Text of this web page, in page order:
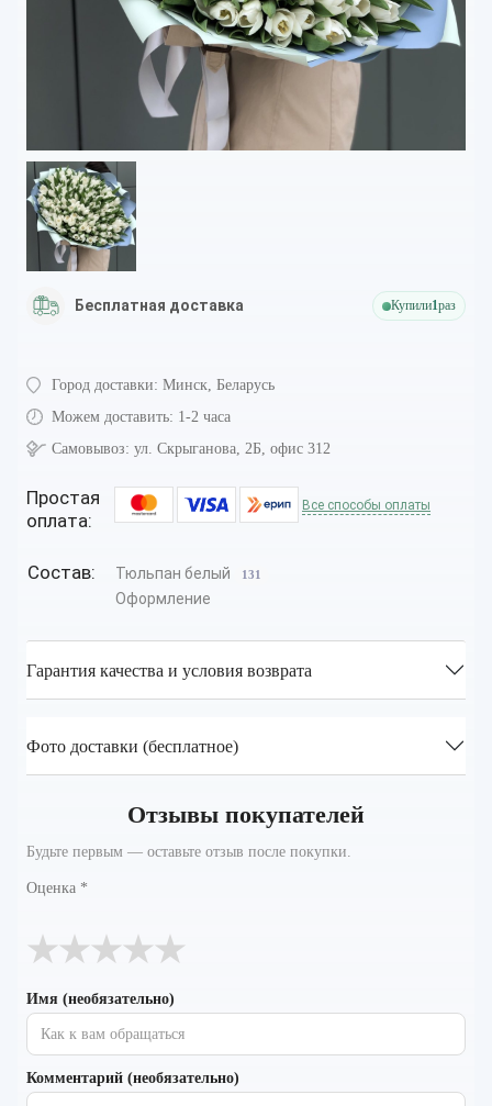
Бесплатная доставка Купили1раз
Город доставки: Минск, Беларусь
Можем доставить: 1-2 часа
Самовывоз: ул. Скрыганова, 2Б, офис 312
Простая
оплата:
Все способы оплаты
Состав: Тюльпан белый 131
Оформление
Гарантия качества и условия возврата
Фото доставки (бесплатное)
Отзывы покупателей
Будьте первым — оставьте отзыв после покупки.
Оценка *
★
★
★
★
★
Имя (необязательно)
Комментарий (необязательно)